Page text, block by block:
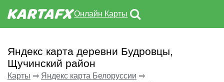
Онлайн Карты
Яндекс карта деревни Будровцы,
Щучинский район
Карты ⇒ Яндекс карта Белоруссии ⇒